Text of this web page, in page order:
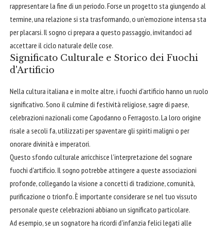
rappresentare la fine di un periodo. Forse un progetto sta giungendo al
termine, una relazione si sta trasformando, o un'emozione intensa sta
per placarsi. Il sogno ci prepara a questo passaggio, invitandoci ad
accettare il ciclo naturale delle cose.
Significato Culturale e Storico dei Fuochi
d'Artificio
Nella cultura italiana e in molte altre, i fuochi d'artificio hanno un ruolo
significativo. Sono il culmine di festività religiose, sagre di paese,
celebrazioni nazionali come Capodanno o Ferragosto. La loro origine
risale a secoli fa, utilizzati per spaventare gli spiriti maligni o per
onorare divinità e imperatori.
Questo sfondo culturale arricchisce l'interpretazione del sognare
fuochi d'artificio. Il sogno potrebbe attingere a queste associazioni
profonde, collegando la visione a concetti di tradizione, comunità,
purificazione o trionfo. È importante considerare se nel tuo vissuto
personale queste celebrazioni abbiano un significato particolare.
Ad esempio, se un sognatore ha ricordi d'infanzia felici legati alle